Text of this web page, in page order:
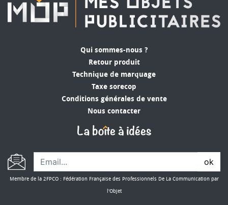
Qui sommes-nous ?
Retour produit
Technique de marquage
Taxe sorecop
Conditions générales de vente
Nous contacter
ok
Membre de la 2FPCO : Fédération Française des Professionnels De La Communication par
l'Objet